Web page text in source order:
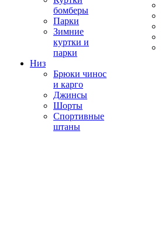
бомберы
Парки
Зимние
куртки и
парки
Низ
Брюки чинос
и карго
Джинсы
Шорты
Спортивные
штаны